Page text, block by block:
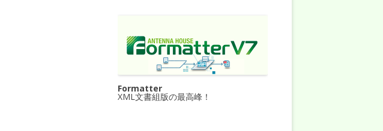
Formatter
XML文書組版の最高峰！